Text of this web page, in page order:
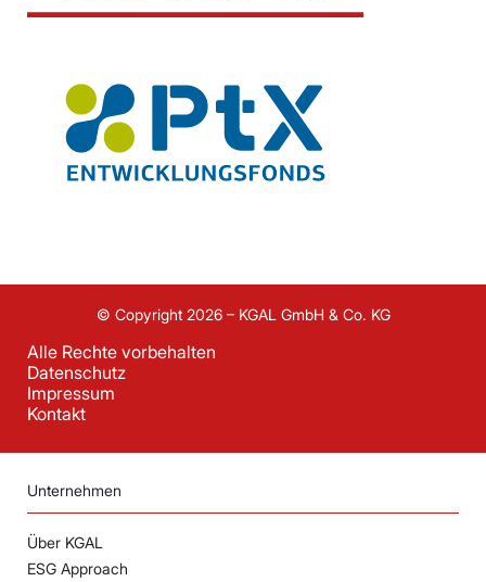
© Copyright 2026 – KGAL GmbH & Co. KG
Alle Rechte vorbehalten
Datenschutz
Impressum
Kontakt
Unternehmen
Über KGAL
ESG Approach